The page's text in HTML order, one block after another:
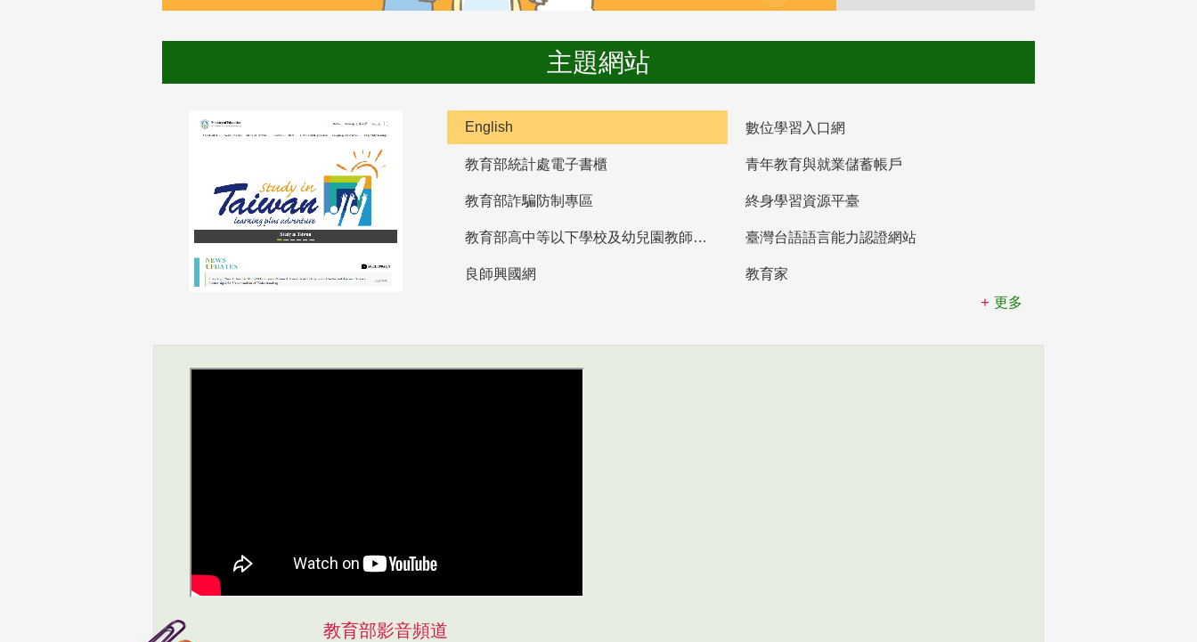
主題網站
English 數位學習入口網
教育部統計處電子書櫃 青年教育與就業儲蓄帳戶
教育部詐騙防制專區 終身學習資源平臺
教育部高中等以下學校及幼兒園教師資格檢定考試 臺灣台語語言能力認證網站
良師興國網
教育家
更多
教育部影音頻道